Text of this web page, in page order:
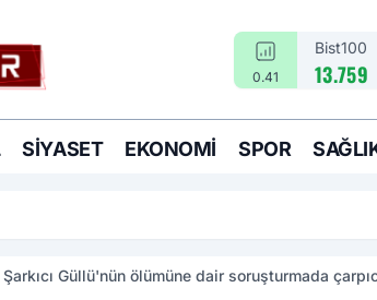
0.41
Bist100
13.759
SIYASET EKONOMI SPOR
Ömer Çelik: Terörsüz Türkiye
Şarkıcı Güllü'nün ölümüne dair soruşturmada